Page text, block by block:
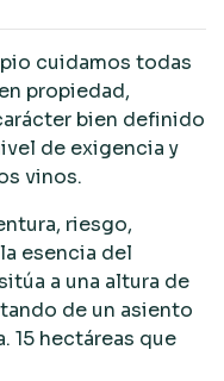
cuidamos todas
propiedad,
bien definido
de exigencia y
vinos.
riesgo,
esencia del
a una altura de
de un asiento
15 hectáreas que